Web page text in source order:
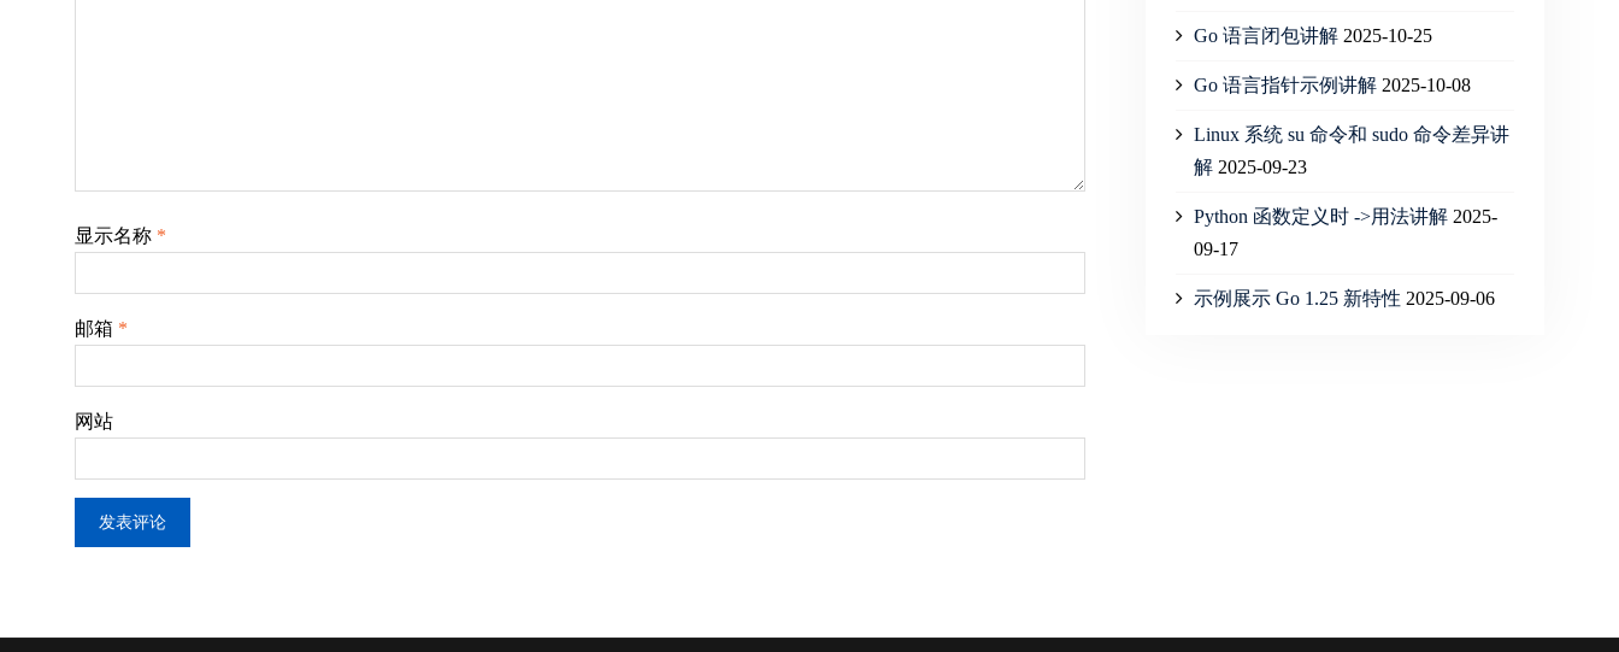
显示名称 *
邮箱 *
网站
Go 语言闭包讲解 2025-10-25
Go 语言指针示例讲解 2025-10-08
Linux 系统 su 命令和 sudo 命令差异讲
解 2025-09-23
Python 函数定义时 ->用法讲解 2025-
09-17
示例展示 Go 1.25 新特性 2025-09-06